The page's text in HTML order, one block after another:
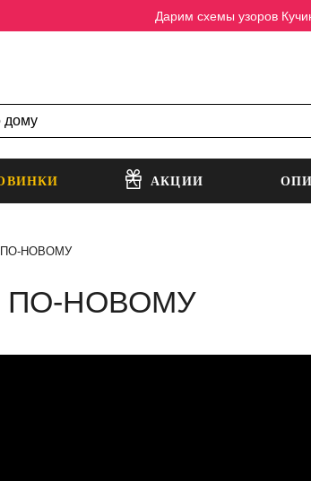
Дарим схемы узоров
АКЦИИ
ПО-НОВОМУ
ПО-НОВОМУ